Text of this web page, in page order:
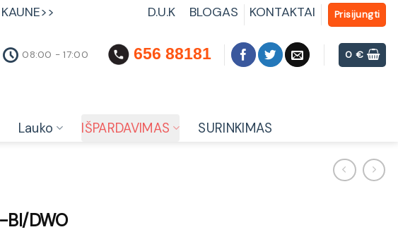
D.U.K BLOGAS KONTAKTAI Prisijungti
08:00 - 17:00 656 88181 0€
Lauko IŠPARDAVIMAS SURINKIMAS
BI/DWO